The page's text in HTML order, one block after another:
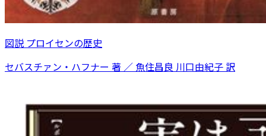
図説 プロイセンの歴史
セバスチァン・ハフナー 著 ／ 魚住昌良 川口由紀子 訳